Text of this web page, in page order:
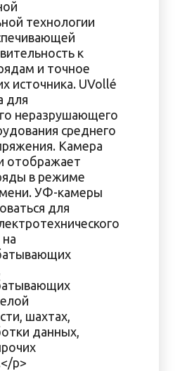
технологии
к
и точное
источника. UVollé
для
неразрушающего
среднего
Камера
отображает
в режиме
УФ-камеры
для
шахтах,
данных,
p>